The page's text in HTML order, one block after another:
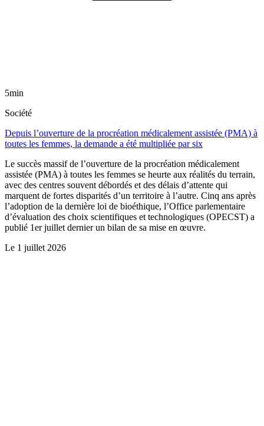
5min
Société
Depuis l’ouverture de la procréation médicalement assistée (PMA) à
toutes les femmes, la demande a été multipliée par six
Le succès massif de l’ouverture de la procréation médicalement
assistée (PMA) à toutes les femmes se heurte aux réalités du terrain,
avec des centres souvent débordés et des délais d’attente qui
marquent de fortes disparités d’un territoire à l’autre. Cinq ans après
l’adoption de la dernière loi de bioéthique, l’Office parlementaire
d’évaluation des choix scientifiques et technologiques (OPECST) a
publié 1er juillet dernier un bilan de sa mise en œuvre.
Le 1 juillet 2026